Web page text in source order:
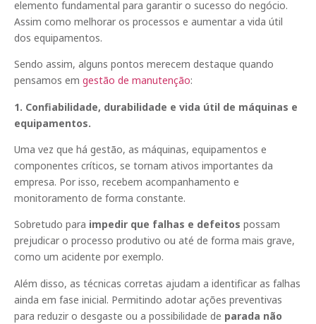
elemento fundamental para garantir o sucesso do negócio.
Assim como melhorar os processos e aumentar a vida útil
dos equipamentos.
Sendo assim, alguns pontos merecem destaque quando
pensamos em gestão de manutenção:
1. Confiabilidade, durabilidade e vida útil de máquinas e
equipamentos.
Uma vez que há gestão, as máquinas, equipamentos e
componentes críticos, se tornam ativos importantes da
empresa. Por isso, recebem acompanhamento e
monitoramento de forma constante.
Sobretudo para impedir que falhas e defeitos possam
prejudicar o processo produtivo ou até de forma mais grave,
como um acidente por exemplo.
Além disso, as técnicas corretas ajudam a identificar as falhas
ainda em fase inicial. Permitindo adotar ações preventivas
para reduzir o desgaste ou a possibilidade de parada não